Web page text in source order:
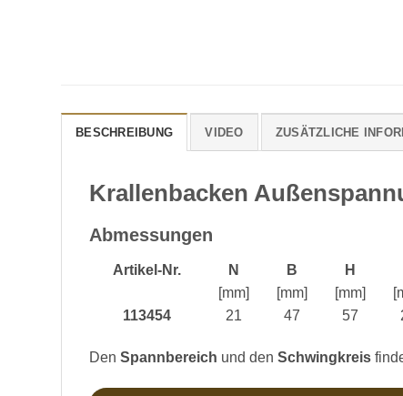
BESCHREIBUNG VIDEO ZUSÄTZLICHE
Krallenbacken
Abmessungen
Artikel-Nr.
113454
N
[mm]
21
B
[mm]
47
H
[mm]
57
Den Spannbereich und den Schwingkreis